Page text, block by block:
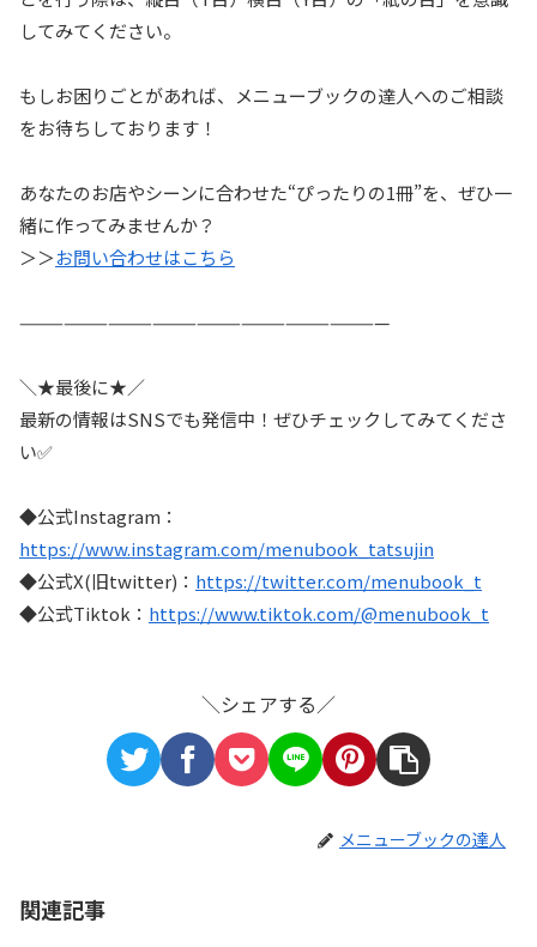
してみてください。
もしお困りごとがあれば、メニューブックの達人へのご相談
をお待ちしております！
あなたのお店やシーンに合わせた“ぴったりの1冊”を、ぜひ一
緒に作ってみませんか？
＞＞お問い合わせはこちら
—————————————————————————
＼★最後に★／
最新の情報はSNSでも発信中！ぜひチェックしてみてくださ
い✅
◆公式Instagram：
https://www.instagram.com/menubook_tatsujin
◆公式X(旧twitter)： https://twitter.com/menubook_t
◆公式Tiktok： https://www.tiktok.com/@menubook_t
＼シェアする／
メニューブックの達人
関連記事